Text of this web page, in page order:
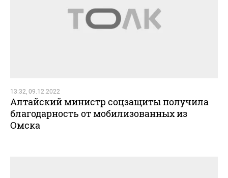
13:32, 09.12.2022
Алтайский министр соцзащиты получила
благодарность от мобилизованных из
Омска